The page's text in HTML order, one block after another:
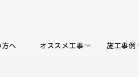
へ オススメ工事 施工事例